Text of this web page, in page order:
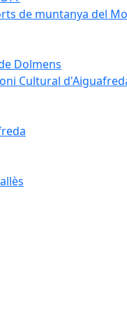
de muntanya del
Dolmens
Cultural